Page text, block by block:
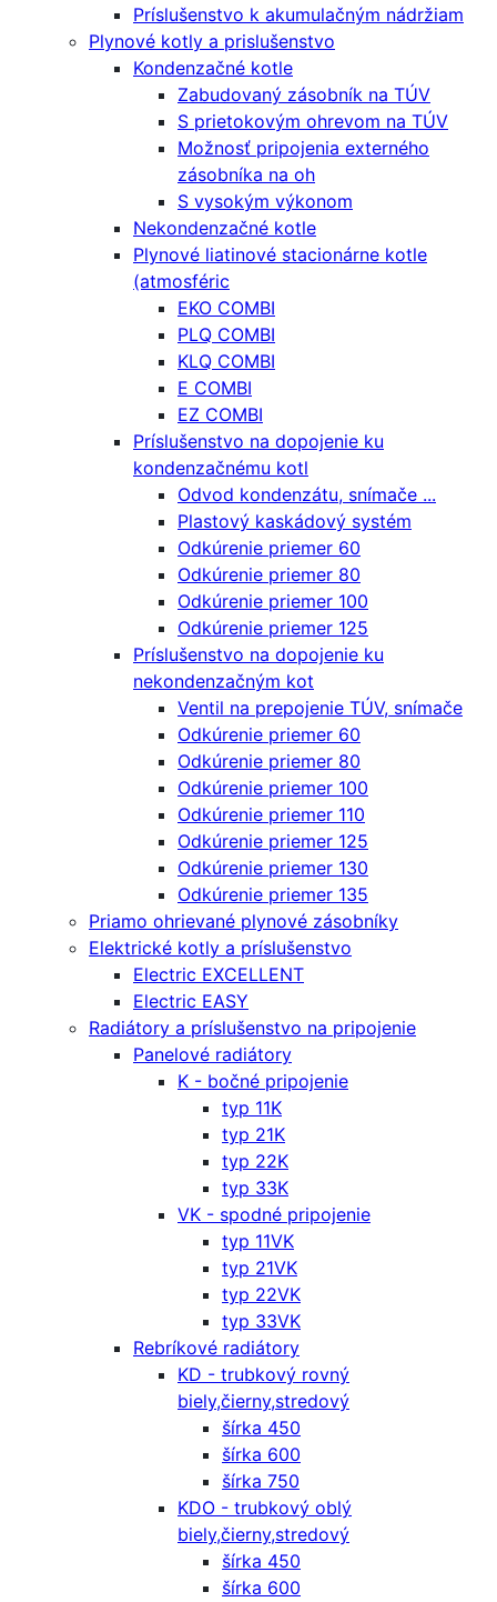
Príslušenstvo k akumulačným nádržiam
Plynové kotly a prislušenstvo
Kondenzačné kotle
Zabudovaný zásobník na TÚV
S prietokovým ohrevom na TÚV
Možnosť pripojenia externého
zásobníka na oh
S vysokým výkonom
Nekondenzačné kotle
Plynové liatinové stacionárne kotle
(atmosféric
EKO COMBI
PLQ COMBI
KLQ COMBI
E COMBI
EZ COMBI
Príslušenstvo na dopojenie ku
kondenzačnému kotl
Odvod kondenzátu, snímače ...
Plastový kaskádový systém
Odkúrenie priemer 60
Odkúrenie priemer 80
Odkúrenie priemer 100
Odkúrenie priemer 125
Príslušenstvo na dopojenie ku
nekondenzačným kot
Ventil na prepojenie TÚV, snímače
Odkúrenie priemer 60
Odkúrenie priemer 80
Odkúrenie priemer 100
Odkúrenie priemer 110
Odkúrenie priemer 125
Odkúrenie priemer 130
Odkúrenie priemer 135
Priamo ohrievané plynové zásobníky
Elektrické kotly a príslušenstvo
Electric EXCELLENT
Electric EASY
Radiátory a príslušenstvo na pripojenie
Panelové radiátory
K - bočné pripojenie
typ 11K
typ 21K
typ 22K
typ 33K
VK - spodné pripojenie
typ 11VK
typ 21VK
typ 22VK
typ 33VK
Rebríkové radiátory
KD - trubkový rovný
biely,čierny,stredový
šírka 450
šírka 600
šírka 750
KDO - trubkový oblý
biely,čierny,stredový
šírka 450
šírka 600